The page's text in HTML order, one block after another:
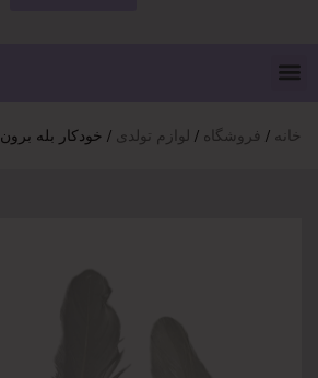
خانه فروشگاه لوازم تولدی خودکار بله برون